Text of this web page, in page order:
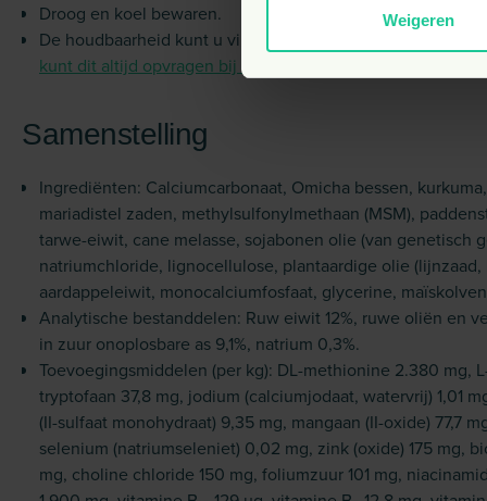
Weigeren
Droog en koel bewaren.
De houdbaarheid kunt u vinden op het etiket. Wilt u de
kunt dit altijd opvragen bij onze klantenservice
Samenstelling
Ingrediënten: Calciumcarbonaat, Omicha bessen,
mariadistel zaden, methylsulfonylmethaan (MSM),
tarwe-eiwit, cane melasse, sojabonen olie (van genetisch
natriumchloride, lignocellulose, plantaardige olie
aardappeleiwit, monocalciumfosfaat, glycerine,
Analytische bestanddelen: Ruw eiwit 12%, ruwe oliën en
in zuur onoplosbare as 9,1%, natrium 0,3%.
Toevoegingsmiddelen (per kg): DL-methionine 2.380 mg,
tryptofaan 37,8 mg, jodium (calciumjodaat, watervrij) 1,01
(II-sulfaat monohydraat) 9,35 mg, mangaan (II-oxide) 77,7
selenium (natriumseleniet) 0,02 mg, zink (oxide) 175 mg,
mg, choline chloride 150 mg, foliumzuur 101 mg,